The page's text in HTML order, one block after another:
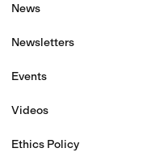
News
Newsletters
Events
Videos
Ethics Policy